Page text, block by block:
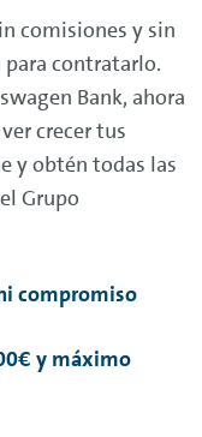
comisiones y sin
contratarlo.
Bank, ahora
crecer tus
y obtén todas las
Grupo
compromiso
y máximo